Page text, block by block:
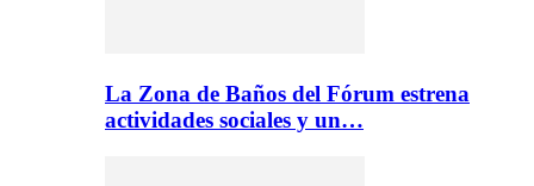
La Zona de Baños del Fórum estrena
actividades sociales y un…